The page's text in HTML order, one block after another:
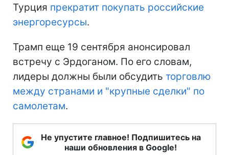
Турция прекратит покупать российские
энергоресурсы.
Трамп еще 19 сентября анонсировал
встречу с Эрдоганом. По его словам,
лидеры должны были обсудить торговлю
между странами и "крупные сделки" по
самолетам.
Не упустите главное! Подпишитесь на
наши обновления в Google!